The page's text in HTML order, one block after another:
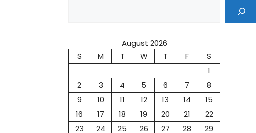
August 2026
S
M T W T F
S
1
2
3 4 5 6 7
8
9
10 11 12 13 14
15
16
17 18 19 20 21
22
23
24 25 26 27 28
29